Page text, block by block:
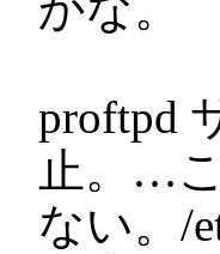
proftpd
止。…
ない。/